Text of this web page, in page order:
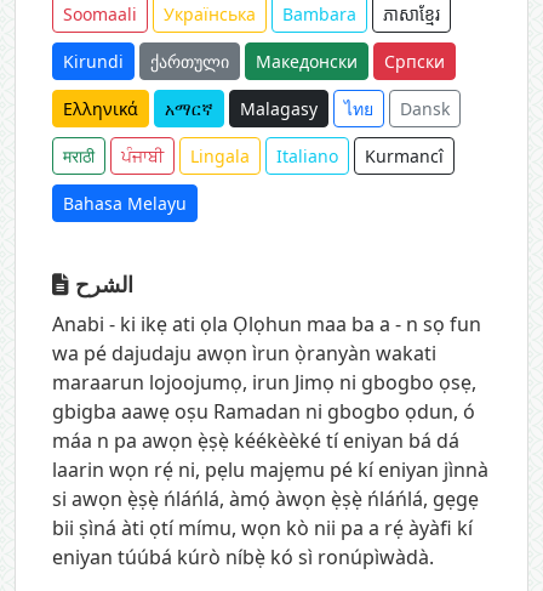
Soomaali Українська Bambara ភាសាខ្មែរ
Kirundi ქართული Македонски Српски
Ελληνικά አማርኛ Malagasy ไทย Dansk
मराठी ਪੰਜਾਬੀ Lingala Italiano Kurmancî
Bahasa Melayu
الشرح
Anabi - ki ikẹ ati ọla Ọlọhun maa ba a - n sọ fun
wa pé dajudaju awọn ìrun ọ̀ranyàn wakati
maraarun lojoojumọ, irun Jimọ ni gbogbo ọsẹ,
gbigba aawẹ oṣu Ramadan ni gbogbo ọdun, ó
máa n pa awọn ẹ̀ṣẹ̀ kéékèèké tí eniyan bá dá
laarin wọn rẹ́ ni, pẹlu majẹmu pé kí eniyan jìnnà
si awọn ẹ̀ṣẹ̀ ńláńlá, àmọ́ àwọn ẹ̀ṣẹ̀ ńláńlá, gẹgẹ
bii ṣìná àti ọtí mímu, wọn kò nii pa a rẹ́ àyàfi kí
eniyan túúbá kúrò níbẹ̀ kó sì ronúpìwàdà.